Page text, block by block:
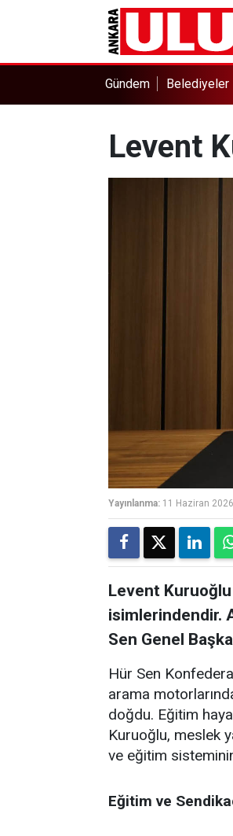
Gündem Belediyeler
Levent
Yayınlanma: 11 Haziran
Levent Kuruoğlu
isimlerindendir.
Sen Genel
Hür Sen
arama
doğdu. Eğitim
Kuruoğlu, meslek
ve eğitim
Eğitim ve